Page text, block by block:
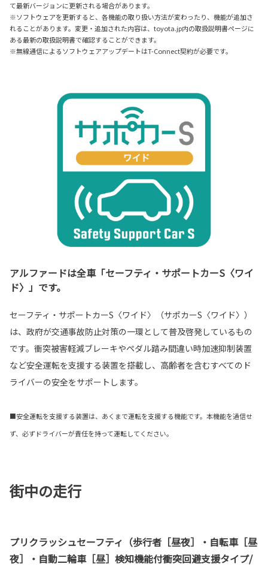
て最新バージョンに更新される場合があります。
※ソフトウェアを更新すると、各機能の取り扱い方法が変わったり、機能が追加さ
れることがあります。変更・追加された内容は、toyota.jp内の取扱説明書ページに
ある最新の取扱説明書で確認することができます。
※無線通信によるソフトウェアアップデートはT-Connect契約が必要です。
アルファードは全車「セーフティ・サポートカーS〈ワイ
ド〉」です。
セーフティ・サポートカーS〈ワイド〉（サポカーS〈ワイド〉）
は、政府が交通事故防止対策の一環として普及啓発しているもの
です。衝突被害軽減ブレーキやペダル踏み間違い時加速抑制装置
など安全運転を支援する装置を搭載し、高齢者を含むすべてのド
ライバーの安全をサポートします。
■安全運転を支援する装置は、あくまで運転を支援する機能です。本機能を過信せ
ず、必ずドライバーが責任を持って運転してください。
街中の走行
プリクラッシュセーフティ（歩行者［昼夜］・自転車［昼
夜］・自動二輪車［昼］検知機能付衝突回避支援タイプ/